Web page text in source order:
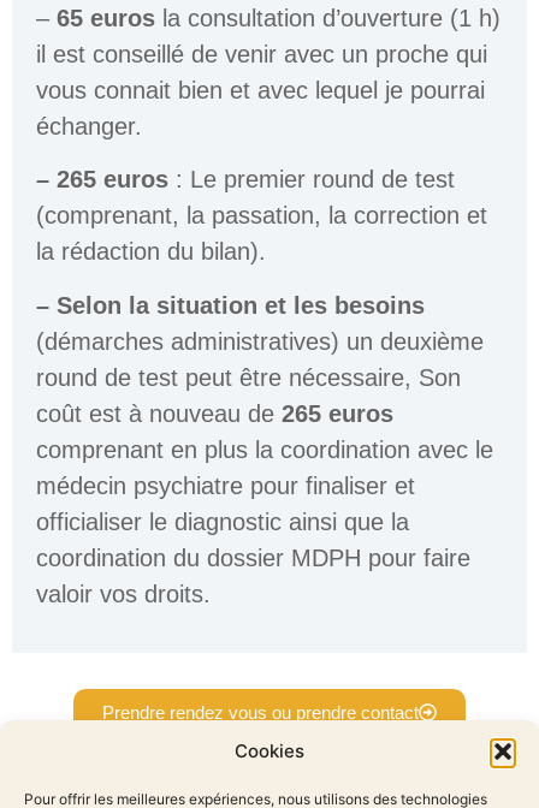
Cookies
Pour offrir les meilleures expériences, nous utilisons des technologies
– 65 euros la consultation d’ouverture (1 h)
il est conseillé de venir avec un proche qui
vous connait bien et avec lequel je pourrai
échanger.
– 265 euros : Le premier round de test
(comprenant, la passation, la correction et
la rédaction du bilan).
– Selon la situation et les besoins
(démarches administratives) un deuxième
round de test peut être nécessaire, Son
coût est à nouveau de 265 euros
comprenant en plus la coordination avec le
médecin psychiatre pour finaliser et
officialiser le diagnostic ainsi que la
coordination du dossier MDPH pour faire
valoir vos droits.
Prendre rendez vous ou prendre contact